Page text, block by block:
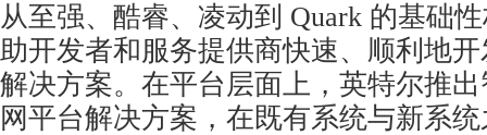
从至强、酷睿、凌动到 Quark 的基础
助开发者和服务提供商快速、顺利地
解决方案。在平台层面上，英特尔推
网平台解决方案，在既有系统与新系